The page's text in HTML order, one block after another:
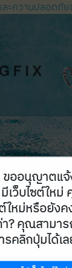
ละความปลอดภัย
ดการอุปกรณ์ปล
ออนุญาตแจ้
เว็บไซต์ให
ใหม่หรือยังค
า? คุณสามา
รคลิกปุ่มได้เ